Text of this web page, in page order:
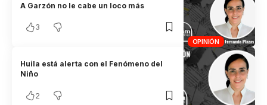
OPINIÓN
A Garzón no le cabe un loco más
3
Huila está alerta con el Fenómeno del
Niño
2